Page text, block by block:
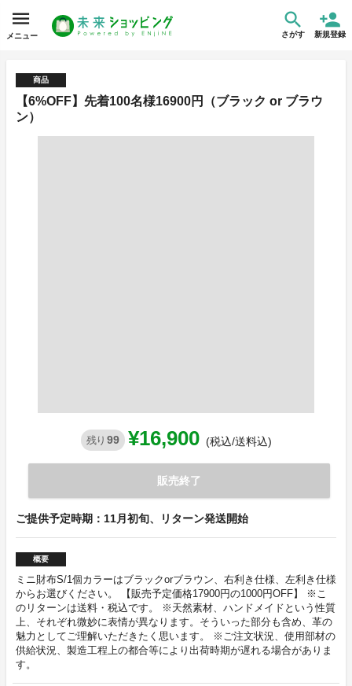
メニュー さがす 新規登録
商品
【6%OFF】先着100名様16900円（ブラック or ブラウ
ン）
残り 99 ¥16,900 (税込/送料込)
販売終了
ご提供予定時期：11月初旬、リターン発送開始
概要
ミニ財布S/1個カラーはブラックorブラウン、右利き仕様、左利き仕様
からお選びください。 【販売予定価格17900円の1000円OFF】 ※こ
のリターンは送料・税込です。 ※天然素材、ハンドメイドという性質
上、それぞれ微妙に表情が異なります。そういった部分も含め、革の
魅力としてご理解いただきたく思います。 ※ご注文状況、使用部材の
供給状況、製造工程上の都合等により出荷時期が遅れる場合がありま
す。